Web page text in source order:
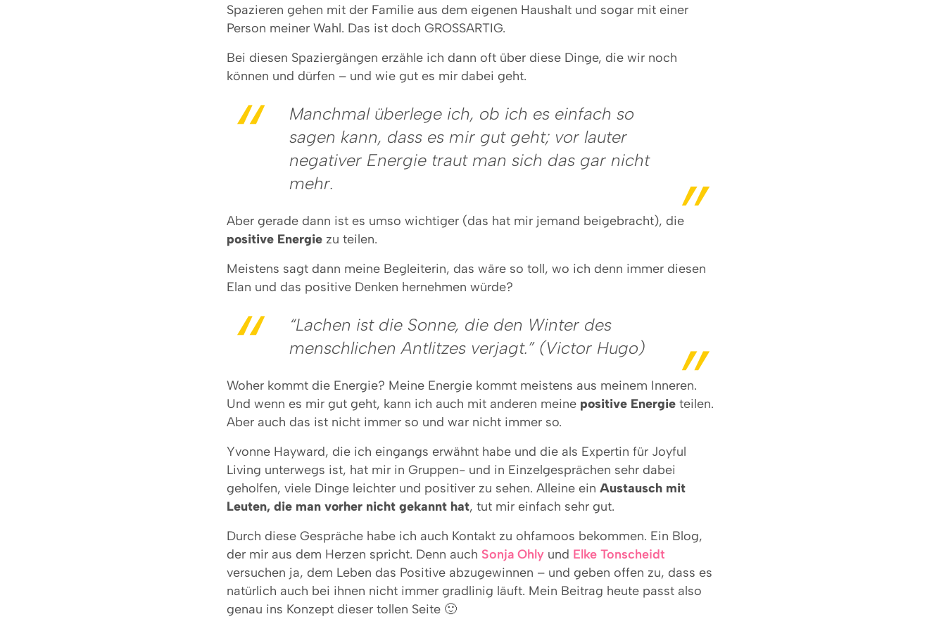
Spazieren gehen mit der Familie aus dem eigenen Haushalt und sogar mit einer
Person meiner Wahl. Das ist doch GROSSARTIG.
Bei diesen Spaziergängen erzähle ich dann oft über diese Dinge, die wir noch
können und dürfen – und wie gut es mir dabei geht.
Manchmal überlege ich, ob ich es einfach so
sagen kann, dass es mir gut geht; vor lauter
negativer Energie traut man sich das gar nicht
mehr.
Aber gerade dann ist es umso wichtiger (das hat mir jemand beigebracht), die
positive Energie zu teilen.
Meistens sagt dann meine Begleiterin, das wäre so toll, wo ich denn immer diesen
Elan und das positive Denken hernehmen würde?
“Lachen ist die Sonne, die den Winter des
menschlichen Antlitzes verjagt.” (Victor Hugo)
Woher kommt die Energie? Meine Energie kommt meistens aus meinem Inneren.
Und wenn es mir gut geht, kann ich auch mit anderen meine positive Energie teilen.
Aber auch das ist nicht immer so und war nicht immer so.
Yvonne Hayward, die ich eingangs erwähnt habe und die als Expertin für Joyful
Living unterwegs ist, hat mir in Gruppen- und in Einzelgesprächen sehr dabei
geholfen, viele Dinge leichter und positiver zu sehen. Alleine ein Austausch mit
Leuten, die man vorher nicht gekannt hat, tut mir einfach sehr gut.
Durch diese Gespräche habe ich auch Kontakt zu ohfamoos bekommen. Ein Blog,
der mir aus dem Herzen spricht. Denn auch Sonja Ohly und Elke Tonscheidt
versuchen ja, dem Leben das Positive abzugewinnen – und geben offen zu, dass es
natürlich auch bei ihnen nicht immer gradlinig läuft. Mein Beitrag heute passt also
genau ins Konzept dieser tollen Seite 🙂